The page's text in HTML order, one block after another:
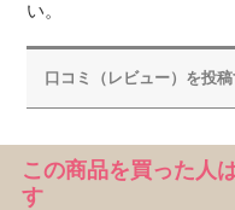
い。
口コミ（レビュー）を投稿
この商品を買った人
す